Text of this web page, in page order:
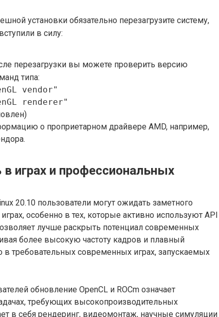
установки обязательно перезагрузите систему,
в силу:
перезагрузки вы можете проверить версию
типа:
vendor"
renderer"
о проприетарном драйвере AMD, например,
играх и профессиональных
20.10 пользователи могут ожидать заметного
особенно в тех, которые активно используют API
лучше раскрыть потенциал современных
более высокую частоту кадров и плавный
в требовательных современных играх, запускаемых
обновление OpenCL и ROCm означает
требующих высокопроизводительных
в себя рендеринг, видеомонтаж, научные симуляции